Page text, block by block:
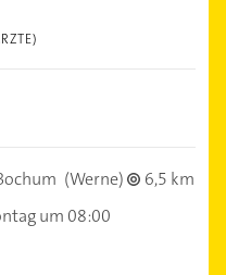
(Werne)
6,5 km
um 08:00